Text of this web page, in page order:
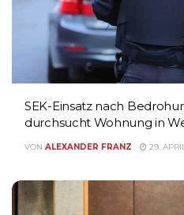
SEK-Einsatz nach
durchsucht Wohnung in
VON ALEXANDER FRANZ 29.